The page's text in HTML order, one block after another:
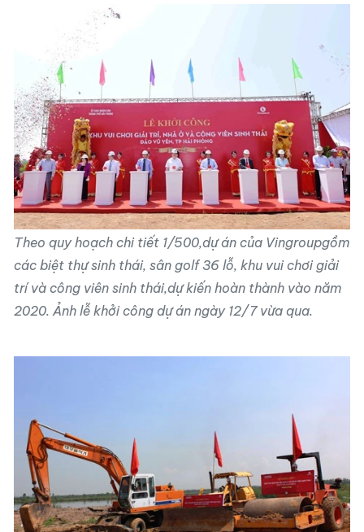
Theo quy hoạch chi tiết 1/500,dự án của Vingroupgồm
các biệt thự sinh thái, sân golf 36 lỗ, khu vui chơi giải
trí và công viên sinh thái,dự kiến hoàn thành vào năm
2020. Ảnh lễ khởi công dự án ngày 12/7 vừa qua.